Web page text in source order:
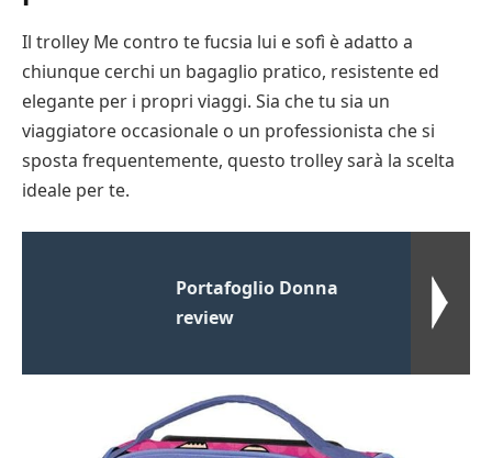
Il trolley Me contro te fucsia lui e sofì è adatto a
chiunque cerchi un bagaglio pratico, resistente ed
elegante per i propri viaggi. Sia che tu sia un
viaggiatore occasionale o un professionista che si
sposta frequentemente, questo trolley sarà la scelta
ideale per te.
Portafoglio Donna
review